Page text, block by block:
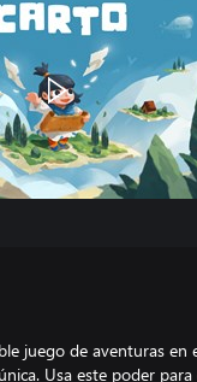
juego de aventuras
Usa este poder